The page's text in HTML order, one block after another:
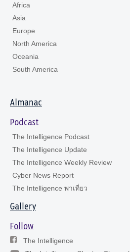
Africa
Asia
Europe
North America
Oceania
South America
Almanac
Podcast
The Intelligence Podcast
The Intelligence Update
The Intelligence Weekly Review
Cyber News Report
The Intelligence พาเที่ยว
Gallery
Follow
The Intelligence